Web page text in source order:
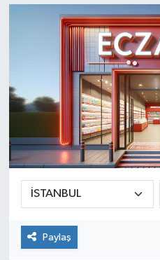
Paylaş
Trafik Durumu
Süper Lig Puan
Tüm Manşetler
Son Dakika Haberleri
Haber Arşivi